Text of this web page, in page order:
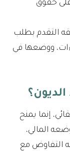
حقوق
التقدم بطلب
ووضعها في
إنما يمنح
المالي،
التفاوض مع